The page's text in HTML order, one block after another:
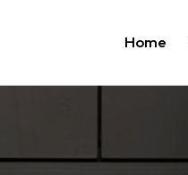
Home